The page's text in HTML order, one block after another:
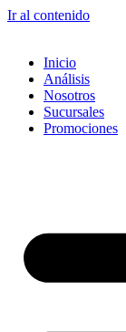
Ir al contenido
Inicio
Análisis
Nosotros
Sucursales
Promociones